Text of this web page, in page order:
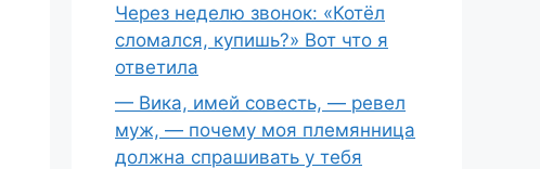
Через неделю звонок: «Котёл
сломался, купишь?» Вот что я
ответила
— Вика, имей совесть, — ревел
муж, — почему моя племянница
должна спрашивать у тебя